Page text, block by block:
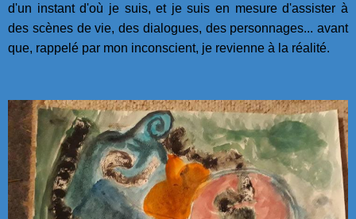
d'un instant d'où je suis, et je suis en mesure d'assister à
des scènes de vie, des dialogues, des personnages... avant
que, rappelé par mon inconscient, je revienne à la réalité.